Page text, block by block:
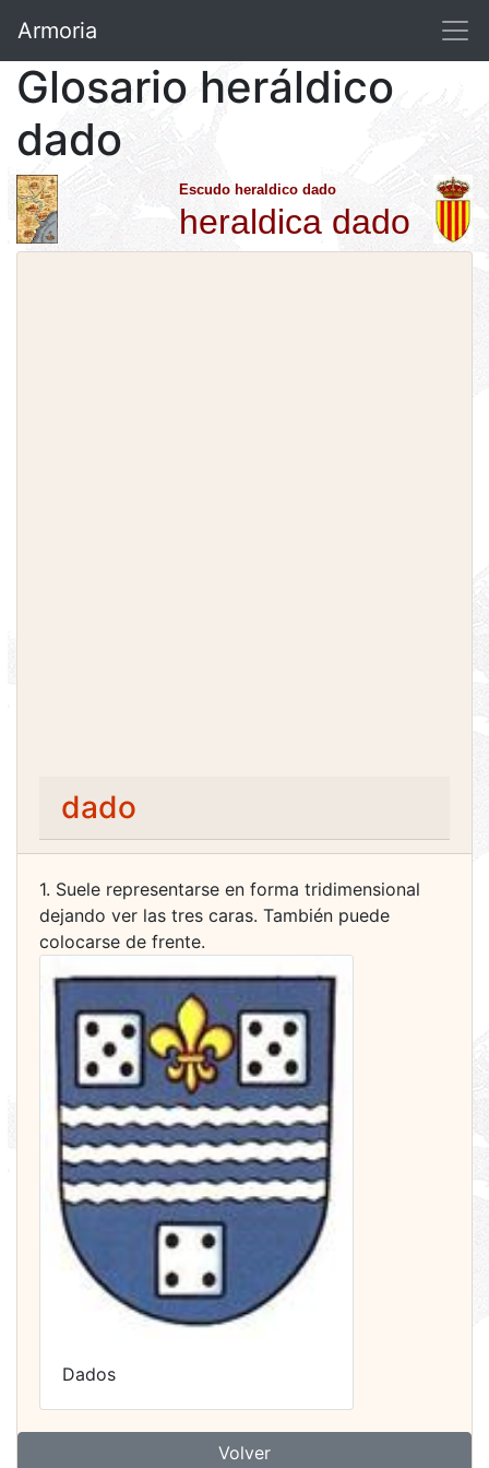
Armoria
Glosario heráldico
dado
Escudo heraldico dado
heraldica dado
dado
1. Suele representarse en forma tridimensional
dejando ver las tres caras. También puede
colocarse de frente.
Dados
Volver